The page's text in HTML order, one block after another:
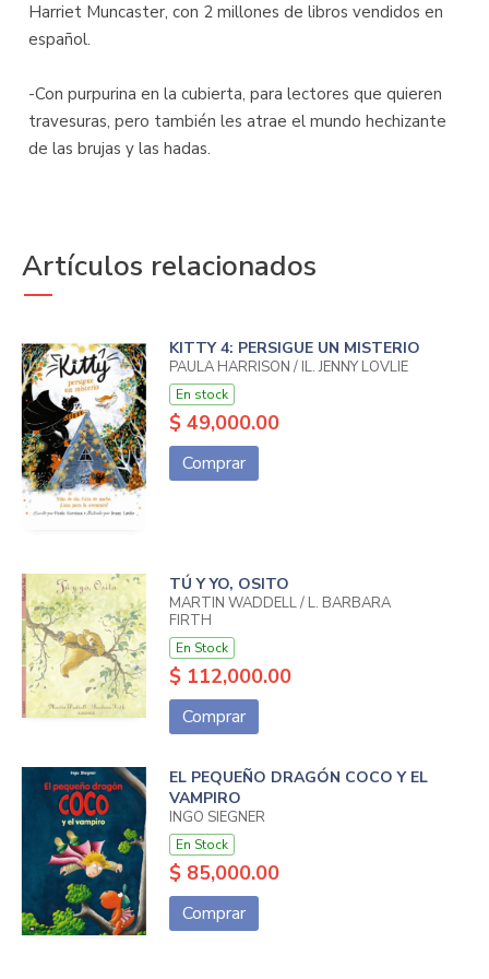
Harriet Muncaster, con 2 millones de libros vendidos en
español.
-Con purpurina en la cubierta, para lectores que quieren
travesuras, pero también les atrae el mundo hechizante
de las brujas y las hadas.
Artículos relacionados
KITTY 4: PERSIGUE UN MISTERIO
PAULA HARRISON / IL. JENNY LOVLIE
En stock
$ 49,000.00
Comprar
TÚ Y YO, OSITO
MARTIN WADDELL / L. BARBARA
FIRTH
En Stock
$ 112,000.00
Comprar
EL PEQUEÑO DRAGÓN COCO Y EL
VAMPIRO
INGO SIEGNER
En Stock
$ 85,000.00
Comprar